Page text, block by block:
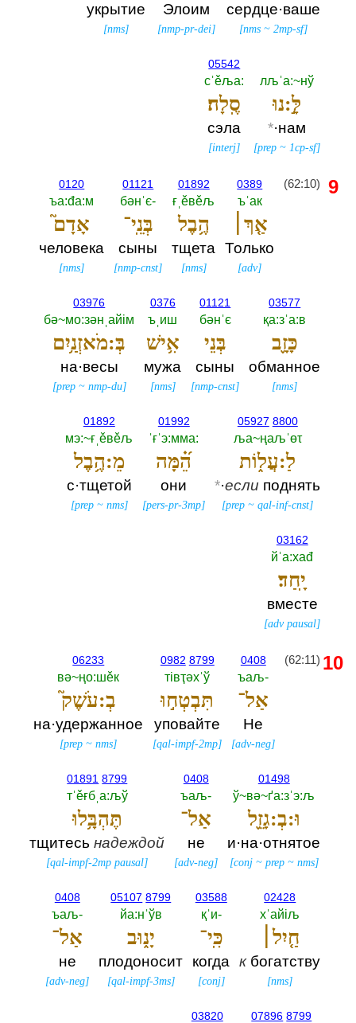
сердце·ваше
[nms ~2mp-sf]
Элоим
[nmp-pr-dei]
укрытие
[nms]
лљˈа:~нў
לָּ֣:נוּ
*·нам
[prep ~1cp-sf]
05542
сˈěља:‎
סֶֽלָה׃
сэла
[interj]
(62:10)
0389
ъˈак
אַ֤ךְ׀
Только
[adv]
01892
ғˌěвěљ
הֶ֥בֶל
тщета
[nms]
01121
бәнˈє-‎
בְּנֵֽי־
сыны
[nmp-cnst]
0120
ъа:đа:м
אָדָם֮
человека
[nms]
03577
қа:зˈа:в
כָּזָ֪ב
обманное
[nms]
01121
бәнˈє
בְּנֵי
сыны
[nmp-cnst]
0376
ъˌиш
אִ֥ישׁ
мужа
[nms]
03976
бә~мо:зәнˌайiм
בְּ:מֹאזְנַ֥יִם
на·весы
[prep~ nmp-du]
05927 8800
ља~ңаљˈөτ
לַ:עֲל֑וֹת
*·если поднять
[prep ~qal-inf-cnst]
01992
ˈғˈэ:мма:‎
הֵ֝֗מָּה
они
[pers-pr-3mp]
01892
мэ:~ғˌěвěљ
מֵ:הֶ֥בֶל
с·тщетой
[prep~ nms]
03162
йˈа:хаđ
יָֽחַד׃
вместе
[adv pausal]
9
(62:11)
0408
ъаљ-‎
אַל־
Не
[adv-neg]
0982 8799
тiвҭәхˈў
תִּבְטְח֣וּ
уповайте
[qal-impf-2mp]
06233
вә~ңо:шěк
בְ:עֹשֶׁק֮
на·удержанное
[prep ~nms]
01498
ў~вә~ґа:зˈэ:љ
וּ:בְ:גָזֵ֪ל
и·на·отнятое
[conj~ prep~ nms]
0408
ъаљ-‎
אַל־
не
[adv-neg]
01891 8799
тˈěғбˌа:љў
תֶּהְבָּ֥לוּ
тщитесьнадеждой
[qal-impf-2mp pausal]
02428
хˈайiљ
חַ֤יִל׀
кбогатству
[nms]
03588
қˈи-‎
כִּֽי־
когда
[conj]
05107 8799
йа:нˈўв
יָנ֑וּב
плодоносит
[qal-impf-3ms]
0408
ъаљ-‎
אַל־
не
[adv-neg]
07896 8799
03820
10